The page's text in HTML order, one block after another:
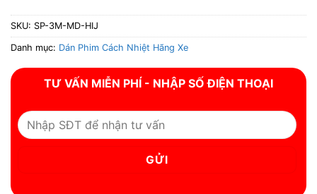
SKU: SP-3M-MD-HIJ
Danh mục: Dán Phim Cách Nhiệt Hãng Xe
TƯ VẤN MIỄN PHÍ - NHẬP SỐ ĐIỆN THOẠI